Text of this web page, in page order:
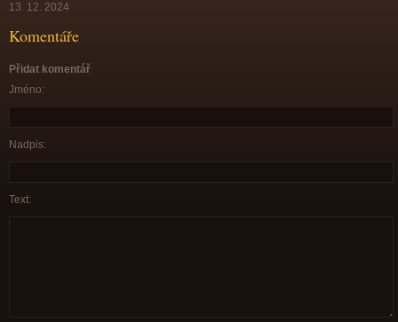
13. 12. 2024
Komentáře
Přidat komentář
Jméno:
Nadpis:
Text: